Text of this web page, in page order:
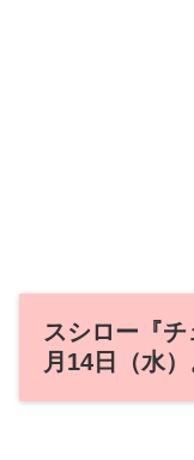
スシロー『
月14日（水）